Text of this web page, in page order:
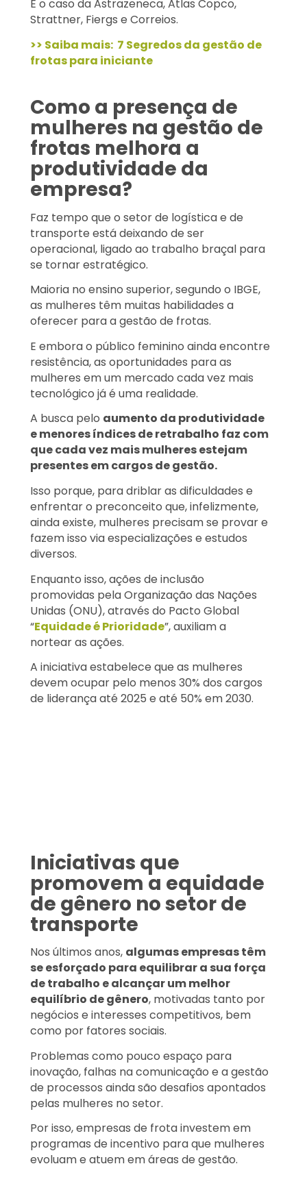
É o caso da Astrazeneca, Atlas Copco,
Strattner, Fiergs e Correios.
>> Saiba mais: 7 Segredos da gestão de
frotas para iniciante
Como a presença de
mulheres na gestão de
frotas melhora a
produtividade da
empresa?
Faz tempo que o setor de logística e de
transporte está deixando de ser
operacional, ligado ao trabalho braçal para
se tornar estratégico.
Maioria no ensino superior, segundo o IBGE,
as mulheres têm muitas habilidades a
oferecer para a gestão de frotas.
E embora o público feminino ainda encontre
resistência, as oportunidades para as
mulheres em um mercado cada vez mais
tecnológico já é uma realidade.
A busca pelo aumento da produtividade
e menores índices de retrabalho faz com
que cada vez mais mulheres estejam
presentes em cargos de gestão.
Isso porque, para driblar as dificuldades e
enfrentar o preconceito que, infelizmente,
ainda existe, mulheres precisam se provar e
fazem isso via especializações e estudos
diversos.
Enquanto isso, ações de inclusão
promovidas pela Organização das Nações
Unidas (ONU), através do Pacto Global
“Equidade é Prioridade”, auxiliam a
nortear as ações.
A iniciativa estabelece que as mulheres
devem ocupar pelo menos 30% dos cargos
de liderança até 2025 e até 50% em 2030.
Iniciativas que
promovem a equidade
de gênero no setor de
transporte
Nos últimos anos, algumas empresas têm
se esforçado para equilibrar a sua força
de trabalho e alcançar um melhor
equilíbrio de gênero, motivadas tanto por
negócios e interesses competitivos, bem
como por fatores sociais.
Problemas como pouco espaço para
inovação, falhas na comunicação e a gestão
de processos ainda são desafios apontados
pelas mulheres no setor.
Por isso, empresas de frota investem em
programas de incentivo para que mulheres
evoluam e atuem em áreas de gestão.